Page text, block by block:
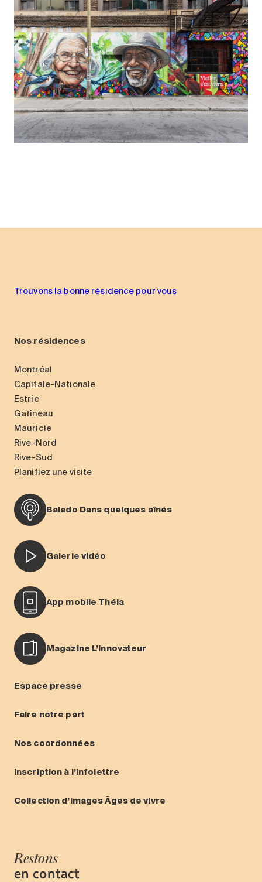
Trouvons la bonne résidence pour vous
Nos résidences
Montréal
Capitale-Nationale
Estrie
Gatineau
Mauricie
Rive-Nord
Rive-Sud
Planifiez une visite
Balado Dans quelques aînés
Galerie vidéo
App mobile Théia
Magazine L’Innovateur
Espace presse
Faire notre part
Nos coordonnées
Inscription à l’infolettre
Collection d’images Âges de vivre
Restons
en contact